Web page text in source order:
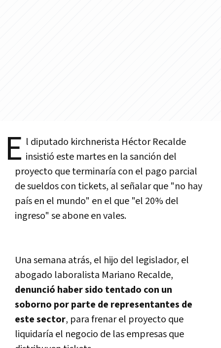
E l diputado kirchnerista Héctor Recalde
insistió este martes en la sanción del
proyecto que terminarí­a con el pago parcial
de sueldos con tickets, al señalar que "no hay
paí­s en el mundo" en el que "el 20% del
ingreso" se abone en vales.
Una semana atrás, el hijo del legislador, el
abogado laboralista Mariano Recalde,
denunció haber sido tentado con un
soborno por parte de representantes de
este sector, para frenar el proyecto que
liquidarí­a el negocio de las empresas que